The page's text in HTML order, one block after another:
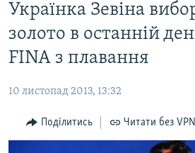
основного
матеріалу
Перейти
до
основної
Перейти
до
ВОДА.КРИМ
ВІДЕО ТА ФОТО
БЛОГИ
ПОГЛЯД
Українка Зевіна
золото в останній
FINA з плавання
10 листопад 2013, 13:32
Поділитись Читати без VPN